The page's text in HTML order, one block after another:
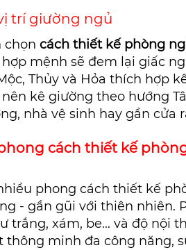
trí giường ngủ
chọn cách thiết kế phòng
mệnh sẽ đem lại giấc
Thủy và Hỏa thích hợp
kê giường theo hướng
nhà vệ sinh hay gần cửa
cách thiết kế
phong cách thiết kế
- gần gũi với thiên nhiên.
trắng, xám, be... và độ nội
thông minh đa công năng,